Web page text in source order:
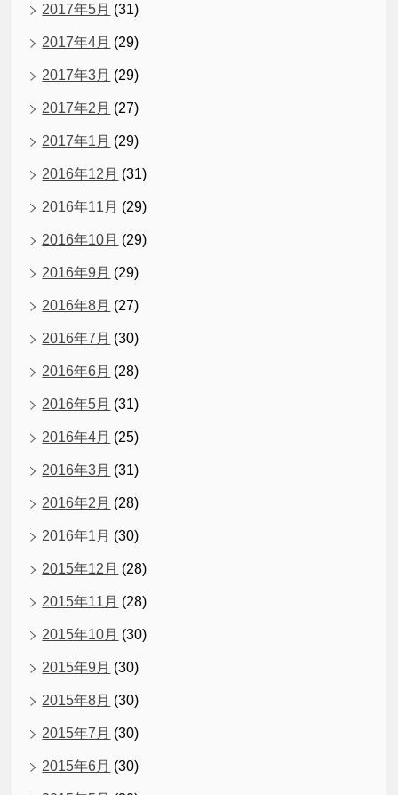
2017年5月 (31)
2017年4月 (29)
2017年3月 (29)
2017年2月 (27)
2017年1月 (29)
2016年12月 (31)
2016年11月 (29)
2016年10月 (29)
2016年9月 (29)
2016年8月 (27)
2016年7月 (30)
2016年6月 (28)
2016年5月 (31)
2016年4月 (25)
2016年3月 (31)
2016年2月 (28)
2016年1月 (30)
2015年12月 (28)
2015年11月 (28)
2015年10月 (30)
2015年9月 (30)
2015年8月 (30)
2015年7月 (30)
2015年6月 (30)